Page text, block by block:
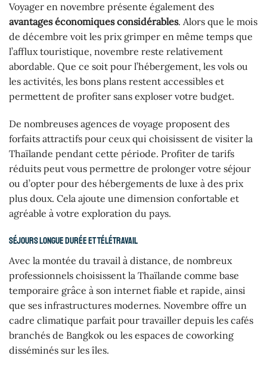
Voyager en novembre présente également des
avantages économiques considérables. Alors que le mois
de décembre voit les prix grimper en même temps que
l’afflux touristique, novembre reste relativement
abordable. Que ce soit pour l’hébergement, les vols ou
les activités, les bons plans restent accessibles et
permettent de profiter sans exploser votre budget.
De nombreuses agences de voyage proposent des
forfaits attractifs pour ceux qui choisissent de visiter la
Thaïlande pendant cette période. Profiter de tarifs
réduits peut vous permettre de prolonger votre séjour
ou d’opter pour des hébergements de luxe à des prix
plus doux. Cela ajoute une dimension confortable et
agréable à votre exploration du pays.
Séjours longue durée et télétravail
Avec la montée du travail à distance, de nombreux
professionnels choisissent la Thaïlande comme base
temporaire grâce à son internet fiable et rapide, ainsi
que ses infrastructures modernes. Novembre offre un
cadre climatique parfait pour travailler depuis les cafés
branchés de Bangkok ou les espaces de coworking
disséminés sur les îles.